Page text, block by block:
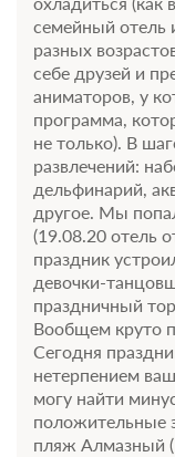
семейный отель
разных
себе друзей и
аниматоров, у
программа,
не только). В
развлечений:
дельфинарий,
другое. Мы
(19.08.20 отель
праздник
девочки-
праздничный
Вообщем круто
Сегодня
нетерпением
могу найти
положительные
пляж Алмазный (